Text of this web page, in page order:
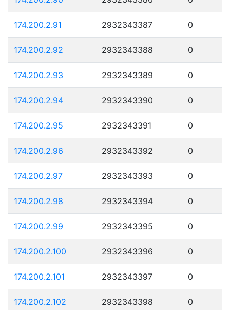
174.200.2.91 2932343387 0
174.200.2.92 2932343388 0
174.200.2.93 2932343389 0
174.200.2.94 2932343390 0
174.200.2.95 2932343391 0
174.200.2.96 2932343392 0
174.200.2.97 2932343393 0
174.200.2.98 2932343394 0
174.200.2.99 2932343395 0
174.200.2.100 2932343396 0
174.200.2.101 2932343397 0
174.200.2.102 2932343398 0